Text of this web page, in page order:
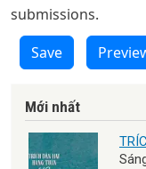
submissions.
Save
Mới nhất